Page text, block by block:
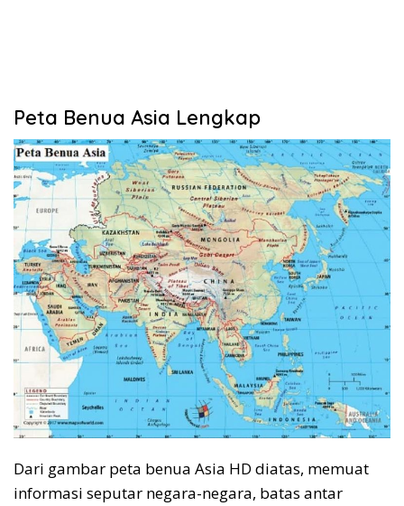
Peta Benua Asia Lengkap
Dari gambar peta benua Asia HD diatas, memuat
informasi seputar negara-negara, batas antar